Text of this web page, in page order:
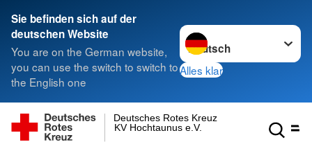
Sie befinden sich auf der
deutschen Website
You are on the German website,
you can use the switch to switch to
the English one
Sprache wechseln zu
Alles klar
KV Hochtaunus e.V.
Deutsches Rotes Kreuz